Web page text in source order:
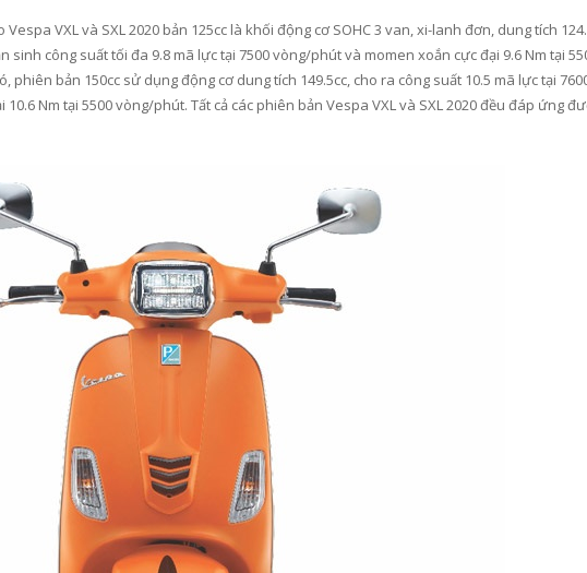
Vespa VXL và SXL 2020 bản 125cc là khối động cơ SOHC 3 van, xi-lanh đơn, dung tích
sinh công suất tối đa 9.8 mã lực tại 7500 vòng/phút và momen xoắn cực đại 9.6 Nm tại
phiên bản 150cc sử dụng động cơ dung tích 149.5cc, cho ra công suất 10.5 mã lực tại
Nm tại 5500 vòng/phút. Tất cả các phiên bản Vespa VXL và SXL 2020 đều đáp ứng